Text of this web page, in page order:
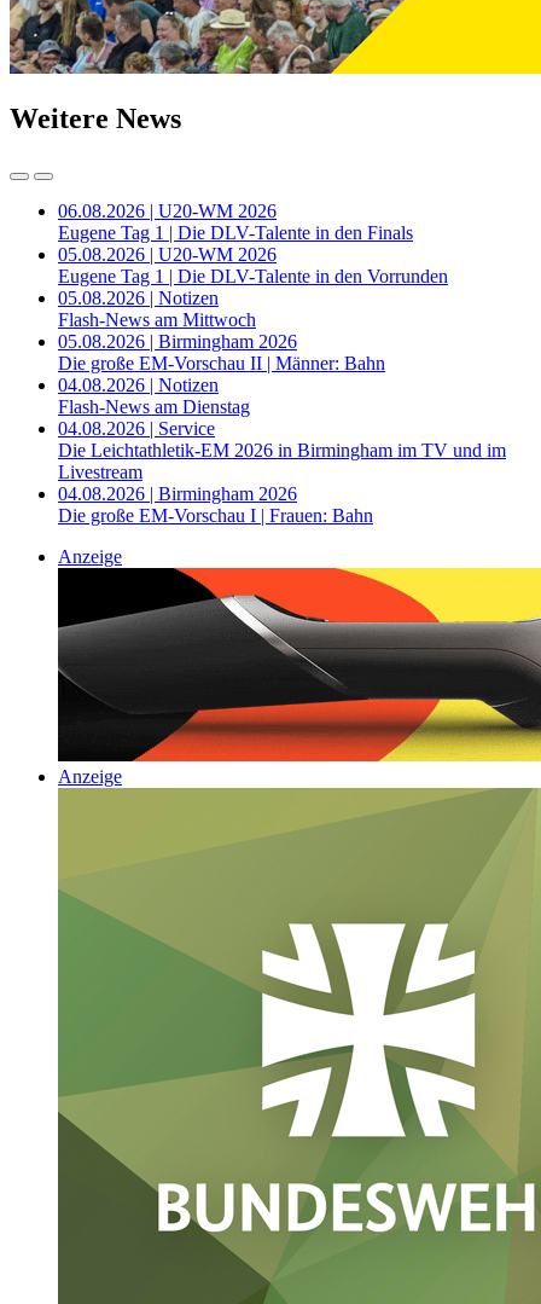
Weitere News
06.08.2026 | U20-WM 2026
Eugene Tag 1 | Die DLV-Talente in den Finals
05.08.2026 | U20-WM 2026
Eugene Tag 1 | Die DLV-Talente in den Vorrunden
05.08.2026 | Notizen
Flash-News am Mittwoch
05.08.2026 | Birmingham 2026
Die große EM-Vorschau II | Männer: Bahn
04.08.2026 | Notizen
Flash-News am Dienstag
04.08.2026 | Service
Die Leichtathletik-EM 2026 in Birmingham im TV und im
Livestream
04.08.2026 | Birmingham 2026
Die große EM-Vorschau I | Frauen: Bahn
Anzeige
Anzeige